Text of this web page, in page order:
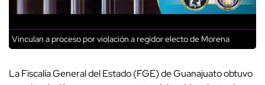
Vinculan a proceso por violación a regidor electo de Morena
La Fiscalía General del Estado (FGE) de Guanajuato obtuvo